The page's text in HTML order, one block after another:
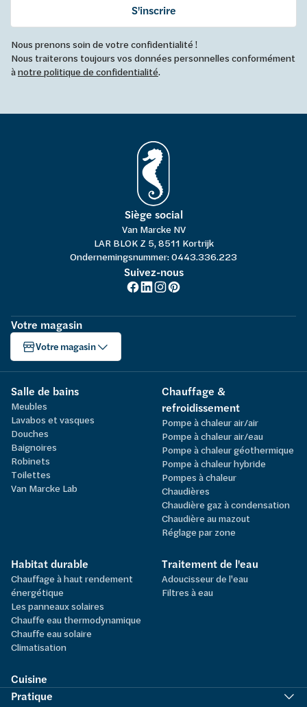
S'inscrire
Nous prenons soin de votre confidentialité !
Nous traiterons toujours vos données personnelles conformément
ànotre politique de confidentialité.
Siège social
Van Marcke NV
LAR BLOK Z 5, 8511 Kortrijk
Ondernemingsnummer: 0443.336.223
Suivez-nous
Votre magasin
Votre magasin
Salle de bains
Meubles
Lavabos et vasques
Douches
Baignoires
Robinets
Toilettes
Van Marcke Lab
Chauffage &
refroidissement
Pompe à chaleur air/air
Pompe à chaleur air/eau
Pompe à chaleur géothermique
Pompe à chaleur hybride
Pompes à chaleur
Chaudières
Chaudière gaz à condensation
Chaudière au mazout
Réglage par zone
Habitat durable
Chauffage à haut rendement
énergétique
Les panneaux solaires
Chauffe eau thermodynamique
Chauffe eau solaire
Climatisation
Traitement de l'eau
Adoucisseur de l'eau
Filtres à eau
Cuisine
Pratique